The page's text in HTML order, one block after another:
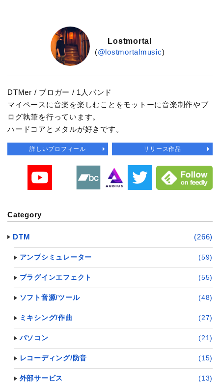
Lostmortal
(@lostmortalmusic)
DTMer / ブロガー / 1人バンド
マイペースに音楽を楽しむことをモットーに音楽制作やブ
ログ執筆を行っています。
ハードコアとメタルが好きです。
詳しいプロフィール リリース作品
Category
DTM (266)
アンプシミュレーター (59)
プラグインエフェクト (55)
ソフト音源/ツール (48)
ミキシング/作曲 (27)
パソコン (21)
レコーディング/防音 (15)
外部サービス (13)